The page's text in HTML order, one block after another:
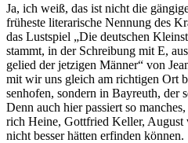
Ja, ich weiß, das ist nicht die
frü­hes­te li­te­ra­ri­sche Nen­nung des
das Lust­spiel „Die deut­schen
stammt, in der Schrei­bung mit E,
ge­lied der jet­zi­gen Män­ner“ von
mit wir uns gleich am rich­ti­gen Ort
sen­ho­fen, son­dern in Bay­reuth, der
Denn auch hier pas­siert so
rich Hei­ne, Gott­fried Kel­ler, Au­gust
nicht bes­ser hät­ten er­fin­den können.